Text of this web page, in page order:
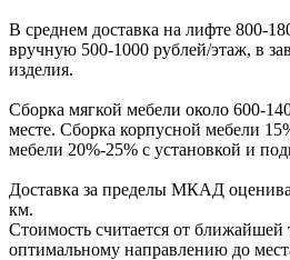
В cреднем доcтавка на лифте 800-
вручную 500-1000 рублей/этаж, в
изделия.
Сборка мягкой мебели около 600-
месте. Сборка корпусной мебели
мебели 20%-25% с установкой и
Доставка за пределы МКАД
км.
Стоимость считается от
оптимальному направлению до